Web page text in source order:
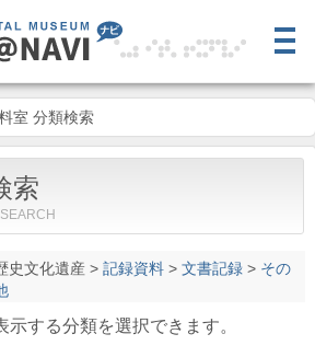
室 分類検索
索
史文化遺産> 記録資料> 文書記録> その
する分類を選択できます。